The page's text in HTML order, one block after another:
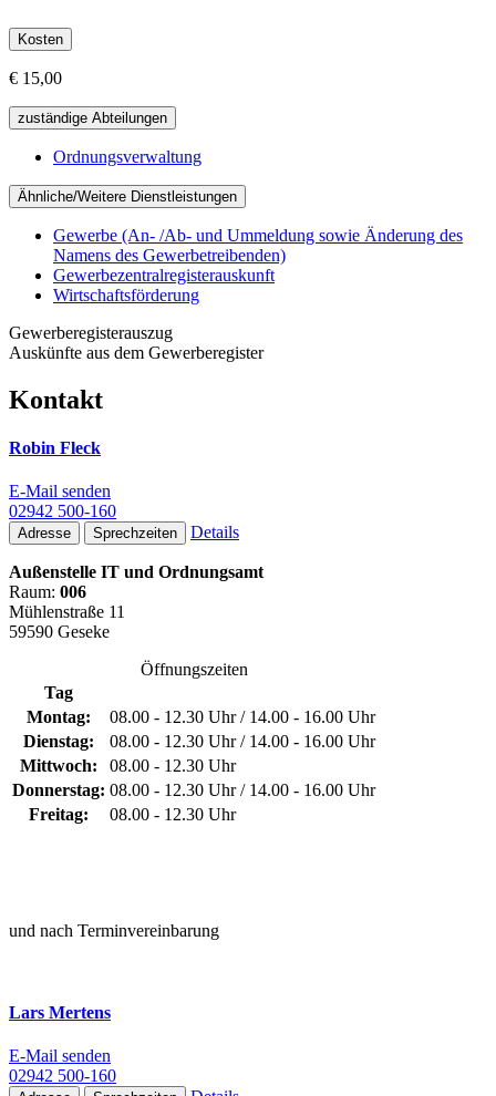
Kosten
€ 15,00
zuständige Abteilungen
Ordnungsverwaltung
Ähnliche/Weitere Dienstleistungen
Gewerbe (An- /Ab- und Ummeldung sowie Änderung des
Namens des Gewerbetreibenden)
Gewerbezentralregisterauskunft
Wirtschaftsförderung
Gewerberegisterauszug
Auskünfte aus dem Gewerberegister
Kontakt
Robin Fleck
E-Mail senden
02942 500-160
Adresse Sprechzeiten Details
Außenstelle IT und Ordnungsamt
Raum: 006
Mühlenstraße 11
59590 Geseke
Öffnungszeiten
Tag
Montag:
08.00 - 12.30 Uhr / 14.00 - 16.00 Uhr
Dienstag:
08.00 - 12.30 Uhr / 14.00 - 16.00 Uhr
Mittwoch:
08.00 - 12.30 Uhr
Donnerstag: 08.00 - 12.30 Uhr / 14.00 - 16.00 Uhr
Freitag:
08.00 - 12.30 Uhr
und nach Terminvereinbarung
Lars Mertens
E-Mail senden
02942 500-160